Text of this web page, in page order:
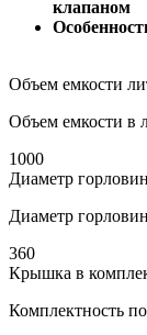
клапаном
Объем емкости
Объем емкости в
1000
Диаметр
Диаметр
360
Крышка в
Комплектность